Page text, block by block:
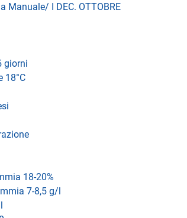
Manuale/ I DEC. OTTOBRE
giorni
18°C
18-20%
7-8,5 g/l